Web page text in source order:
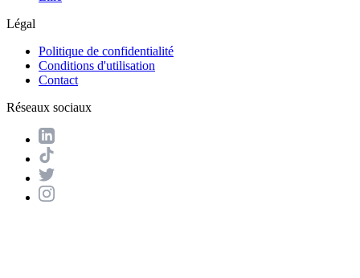
Légal
Politique de confidentialité
Conditions d'utilisation
Contact
Réseaux sociaux